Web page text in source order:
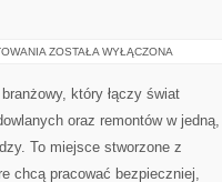
MATERIAŁY
ZOSTAŁA WYŁĄCZONA
który łączy świat
oraz remontów w jedną,
To miejsce stworzone z
chcą pracować bezpieczniej,